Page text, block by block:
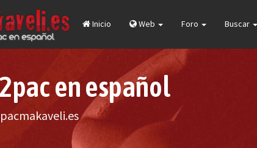
Inicio Web Foro Buscar
en español